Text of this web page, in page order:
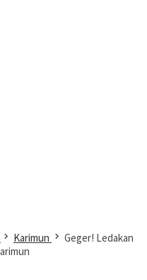
Karimun
Geger! Ledakan